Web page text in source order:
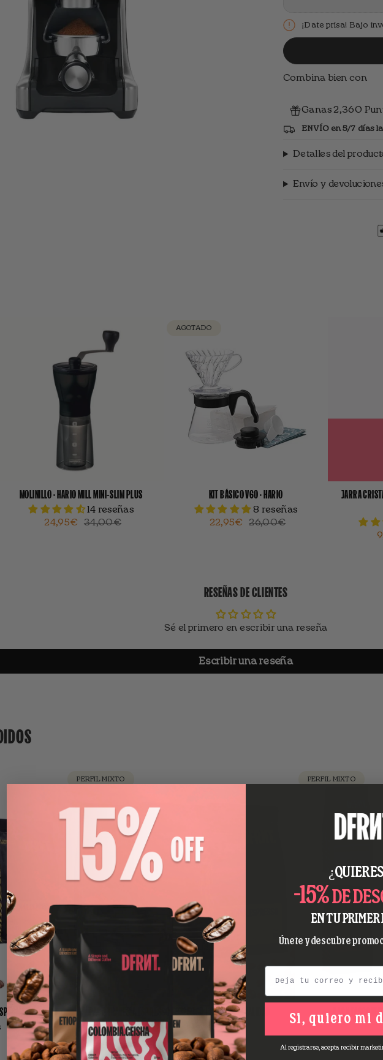
¡Date prisa! Bajo
Combina bien con
Ganas 2,360
ENVÍO en 5/7 días
Detalles del
Envío y
MOLINILLO · HARIO MILL MINI-SLIM PLUS
14 reseñas
24,95€
34,00€
AGOTADO
KIT BÁSICO V60 · HARIO
8 reseñas
22,95€
26,00€
JARRA
RESEÑAS DE CLIENTES
Sé el primero en escribir una reseña
Escribir una reseña
PERFIL MIXTO
PACK TRAVESÍA ESPRESSO | 3X250GR | CAFÉ ESPECIALIDAD
19 reseñas
33,15€ 34,89€
(0,30€ / taza)
PERFIL MIXTO
PACK
-15%DE
EN TU PRIMER
Únete y descubre
Email
Si, quiero mi
Al registrarse, acepta recibir